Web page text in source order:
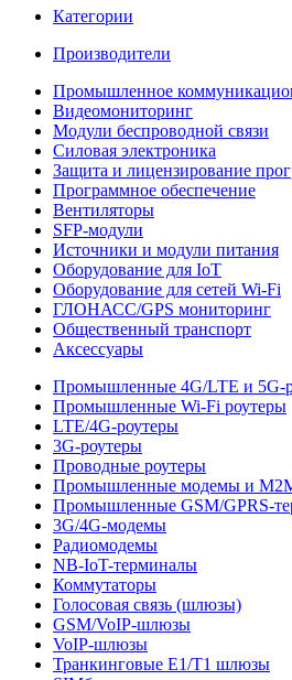
Категории
Производители
Промышленное
Видеомониторинг
Модули беспроводной связи
Силовая электроника
Защита и лицензирование
Программное обеспечение
Вентиляторы
SFP-модули
Источники и модули питания
Оборудование для IoT
Оборудование для сетей Wi-Fi
ГЛОНАСС/GPS мониторинг
Общественный транспорт
Аксессуары
Промышленные 4G/LTE и 5G-
Промышленные Wi-Fi роутеры
LTE/4G-роутеры
3G-роутеры
Проводные роутеры
Промышленные модемы и
Промышленные GSM/GPRS-
3G/4G-модемы
Радиомодемы
NB-IoT-терминалы
Коммутаторы
Голосовая связь (шлюзы)
GSM/VoIP-шлюзы
VoIP-шлюзы
Транкинговые E1/T1 шлюзы